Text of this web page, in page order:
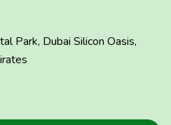
Park, Dubai Silicon Oasis,